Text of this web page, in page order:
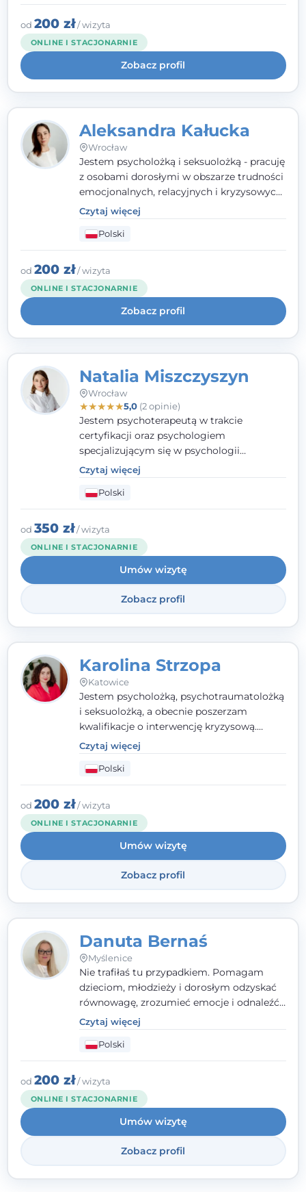
polskim i angielskim, w podejściu
humanistycznym, opartym na
partnerstwie i podmiotowości klienta.
od 200 zł/ wizyta
ONLINE I STACJONARNIE
Zobacz profil
Aleksandra Kałucka
Wrocław
Jestem psycholożką i seksuolożką - pracuję
z osobami dorosłymi w obszarze trudności
emocjonalnych, relacyjnych i kryzysowych,
w tym z osobami po doświadczeniach
przemocy. Ukończyłam psychologię
kliniczną oraz studia podyplomowe z
interwencji kryzysowej i seksuologii
klinicznej na SWPS we Wrocławiu. W pracy
kieruję się empatią, etyką zawodową i
uważnością na potrzeby klienta.
Czytaj więcej
Polski
od 200 zł/ wizyta
ONLINE I STACJONARNIE
Zobacz profil
Natalia Miszczyszyn
Wrocław
★★★★★5,0(2 opinie)
Jestem psychoterapeutą w trakcie
certyfikacji oraz psychologiem
specjalizującym się w psychologii
klinicznej. Ukończyłam również studia
podyplomowe z Praktycznej Diagnozy
Psychologicznej. Aktywnie uczestniczę w
działalności Polskiego Towarzystwa
Psychiatrycznego oraz Polskiego
Towarzystwa Psychologicznego, a także
jestem członkiem nadzwyczajnym
Wielkopolskiego Towarzystwa Terapii
Systemowej.
Czytaj więcej
Polski
od 350 zł/ wizyta
ONLINE I STACJONARNIE
Umów wizytę
Zobacz profil
Karolina Strzopa
Katowice
Jestem psycholożką, psychotraumatolożką
i seksuolożką, a obecnie poszerzam
kwalifikacje o interwencję kryzysową.
Pracuję w nurcie terapii trzeciej fali, łącząc
metody o potwierdzonej skuteczności.
Towarzyszę młodzieży, dorosłym i parom w
radzeniu sobie z bolesnymi
doświadczeniami tak, by mogli żyć pełniej.
Czytaj więcej
Polski
od 200 zł/ wizyta
ONLINE I STACJONARNIE
Umów wizytę
Zobacz profil
Danuta Bernaś
Myślenice
Nie trafiłaś tu przypadkiem. Pomagam
dzieciom, młodzieży i dorosłym odzyskać
równowagę, zrozumieć emocje i odnaleźć
wewnętrzną siłę. Moja droga do
psychologii zaczęła się od życia - pełnego
wyzwań, które nauczyły mnie uważności,
empatii i pokory. Dziś łączę doświadczenie
nauczycielki, psychologa, psychoterapeuty
i seksuologa tworząc bezpieczną
przestrzeń, w której można poczuć spokój i
wsparcie. Nie obiecuję łatwych rozwiązań -
ale mogę obiecać, że będę po Twojej
Czytaj więcej
Polski
od 200 zł/ wizyta
ONLINE I STACJONARNIE
Umów wizytę
Zobacz profil